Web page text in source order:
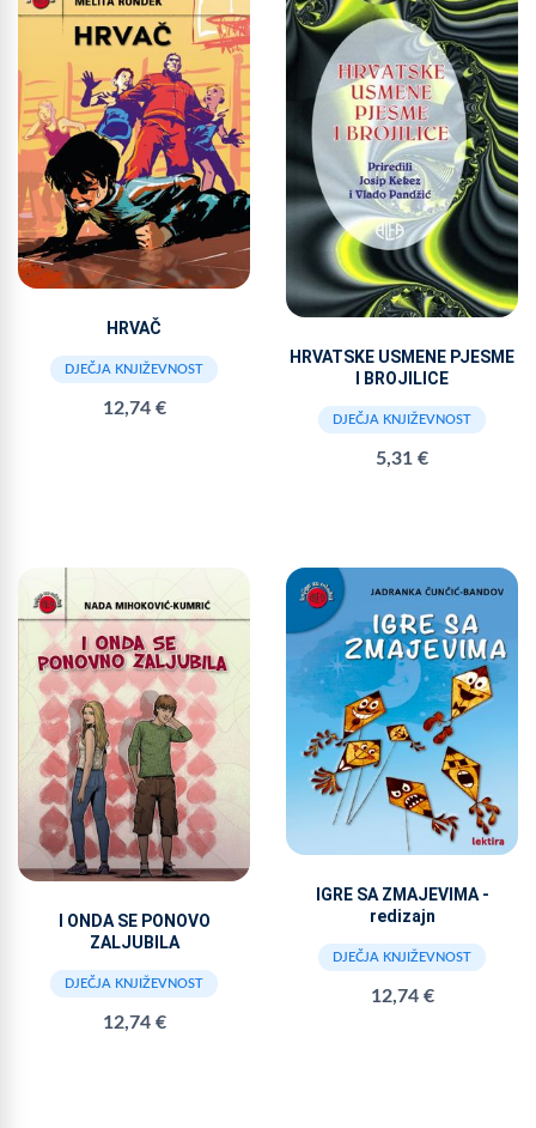
HRVAČ
DJEČJA KNJIŽEVNOST
12,74 €
HRVATSKE USMENE PJESME
I BROJILICE
DJEČJA KNJIŽEVNOST
5,31 €
I ONDA SE PONOVO
ZALJUBILA
DJEČJA KNJIŽEVNOST
12,74 €
IGRE SA ZMAJEVIMA -
redizajn
DJEČJA KNJIŽEVNOST
12,74 €